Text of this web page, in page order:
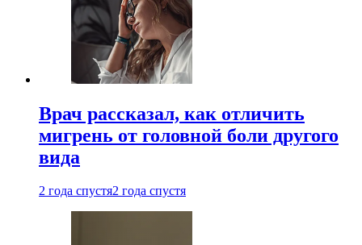
Врач рассказал, как отличить
мигрень от головной боли другого
вида
2 года спустя2 года спустя